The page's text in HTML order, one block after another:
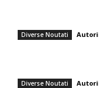
Diverse Noutati
Diverse Noutati